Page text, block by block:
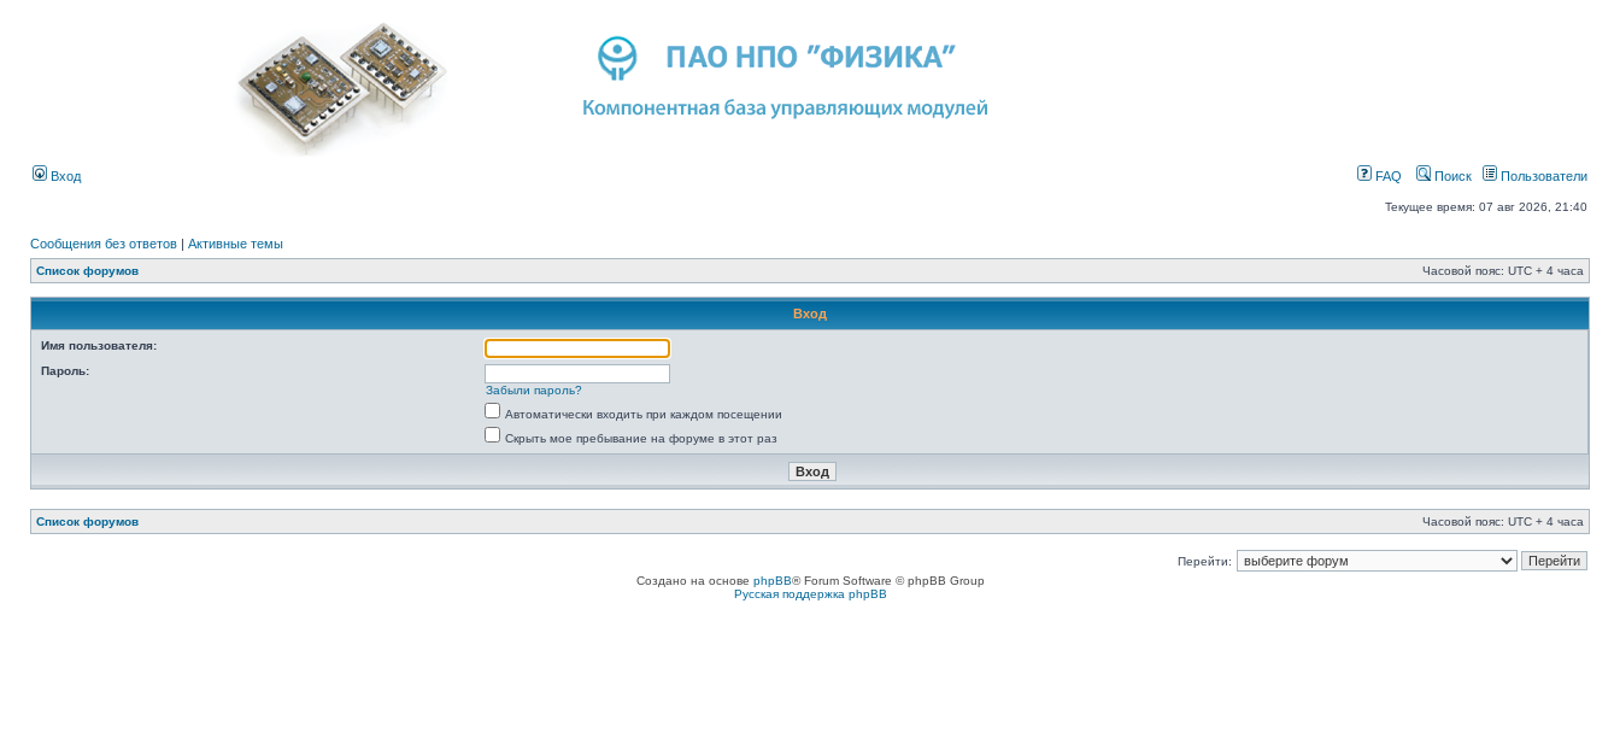
Вход FAQ Поиск Пользователи
Текущее время: 07 авг 2026, 21:40
Сообщения без ответов | Активные темы
Список форумов Часовой пояс: UTC + 4 часа
Вход
Имя пользователя:
Пароль:
Забыли пароль?
Автоматически входить при каждом посещении
Скрыть мое пребывание на форуме в этот раз
Список форумов Часовой пояс: UTC + 4 часа
Перейти:
Создано на основе phpBB® Forum Software © phpBB Group
Русская поддержка phpBB